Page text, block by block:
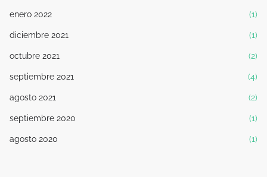
enero 2022 (1)
diciembre 2021 (1)
octubre 2021 (2)
septiembre 2021 (4)
agosto 2021 (2)
septiembre 2020 (1)
agosto 2020 (1)